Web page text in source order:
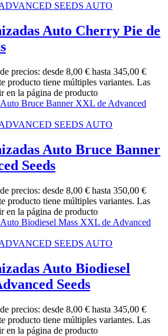
SEEDS AUTO
Auto Cherry Pie de
precios: desde 8,00 € hasta 345,00 €
producto tiene múltiples variantes. Las
en la página de producto
SEEDS AUTO
Auto Bruce Banner
Seeds
precios: desde 8,00 € hasta 350,00 €
producto tiene múltiples variantes. Las
en la página de producto
SEEDS AUTO
Auto Biodiesel
Seeds
precios: desde 8,00 € hasta 345,00 €
producto tiene múltiples variantes. Las
en la página de producto